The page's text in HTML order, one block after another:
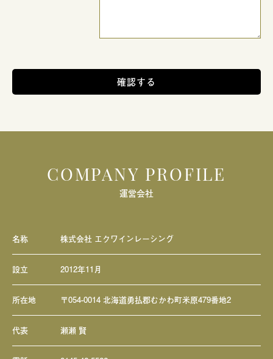
COMPANY PROFILE
運営会社
名称 株式会社 エクワインレーシング
設立 2012年11月
所在地 〒054-0014 北海道勇払郡むかわ町米原479番地2
代表 瀬瀬 賢